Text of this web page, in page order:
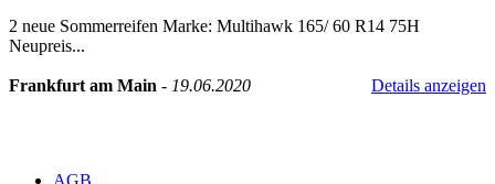
2 neue Sommerreifen Marke: Multihawk 165/ 60 R14 75H
Neupreis...
Frankfurt am Main - 19.06.2020 Details anzeigen
AGB